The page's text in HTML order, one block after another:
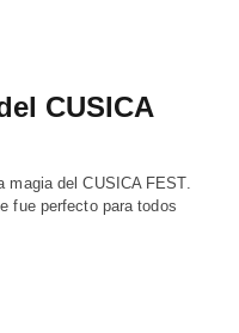
CUSICA
magia del CUSICA FEST.
fue perfecto para todos